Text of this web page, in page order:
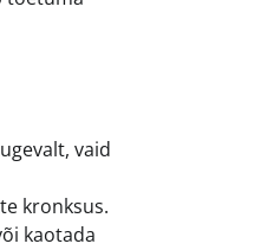
vaid
kronksus.
kaotada